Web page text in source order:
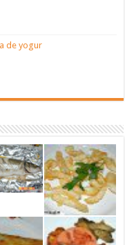
de yogur